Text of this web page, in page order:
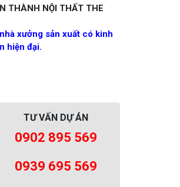
THÀNH NỘI THẤT THE
xưởng sản xuất có kinh
hiện đại.
TƯ VẤN DỰ ÁN
0902 895 569
0939 695 569